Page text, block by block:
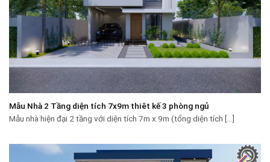
Mẫu Nhà 2 Tầng diện tích 7x9m thiêt kế 3 phòng ngủ
Mẫu nhà hiện đại 2 tầng với diện tích 7m x 9m (tổng diện tích [...]